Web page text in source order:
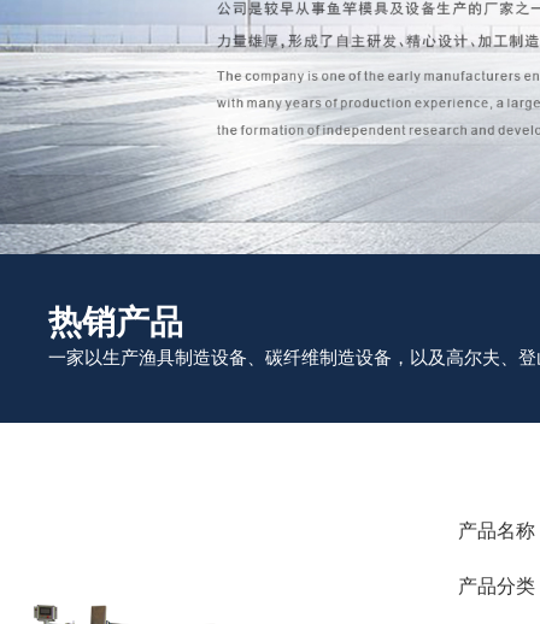
热销产品
一家以生产渔具制造设备、碳纤维制造设备，以及高尔夫、
产品名称
产品分类